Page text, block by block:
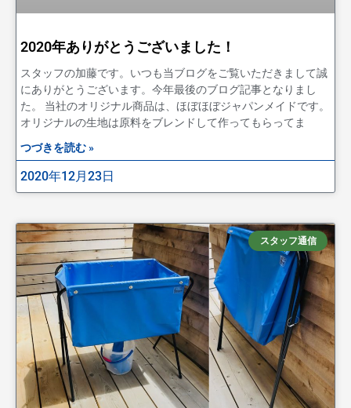
2020年ありがとうございました！
スタッフの加藤です。いつも当ブログをご覧いただきまして誠
にありがとうございます。今年最後のブログ記事となりまし
た。 当社のオリジナル商品は、ほぼほぼジャパンメイドです。
オリジナルの生地は原料をブレンドして作ってもらってま
つづきを読む »
2020年12月23日
スタッフ通信